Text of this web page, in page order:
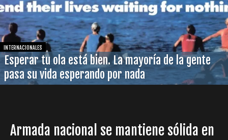
INTERNACIONALES
Esperar tu ola está bien. La mayoría de la gente
pasa su vida esperando por nada
Armada nacional se mantiene sólida en